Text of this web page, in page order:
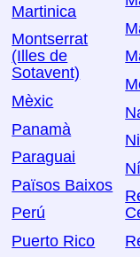
Martinica
Montserrat
(Illes de
Sotavent)
Mèxic
Panamà
Paraguai
Països Baixos
Perú
Puerto Rico